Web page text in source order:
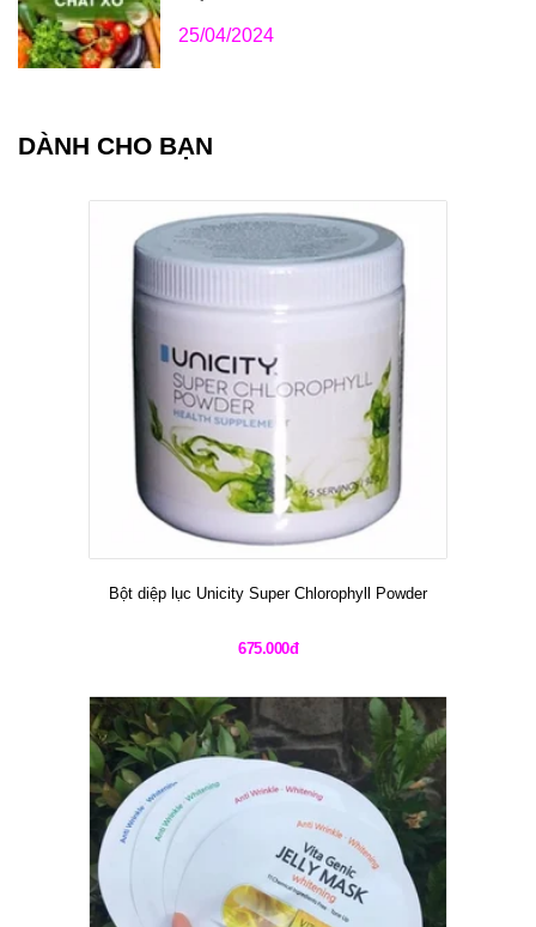
25/04/2024
DÀNH CHO BẠN
Bột diệp lục Unicity Super Chlorophyll Powder
675.000đ